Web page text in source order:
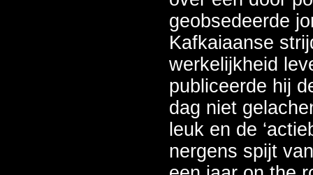
geobsedeerde
Kafkaiaanse
werkelijkheid
publiceerde hij
dag niet
leuk en de
nergens spijt